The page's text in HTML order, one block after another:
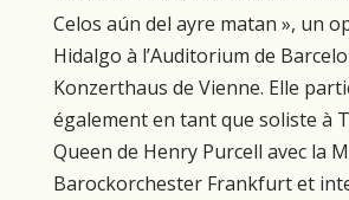
Celos aún del ayre matan », un
Hidalgo à l’Auditorium de
Konzerthaus de Vienne. Elle
également en tant que soliste à
Queen de Henry Purcell avec la
Barockorchester Frankfurt et